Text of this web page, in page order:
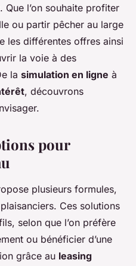
. Que l’on souhaite profiter
ou partir pêcher au large
les différentes offres ainsi
la voie à des
la simulation en ligne à
, découvrons
pour
plusieurs formules,
Ces solutions
selon que l’on préfère
ou bénéficier d’une
grâce au leasing